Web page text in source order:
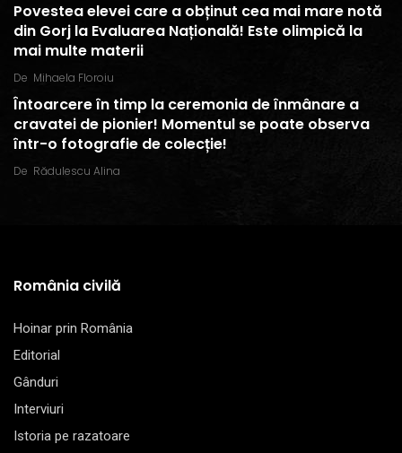
Povestea elevei care a obținut cea mai mare notă
din Gorj la Evaluarea Națională! Este olimpică la
mai multe materii
De Mihaela Floroiu
Întoarcere în timp la ceremonia de înmânare a
cravatei de pionier! Momentul se poate observa
într-o fotografie de colecție!
De Rădulescu Alina
România civilă
Hoinar prin România
Editorial
Gânduri
Interviuri
Istoria pe razatoare